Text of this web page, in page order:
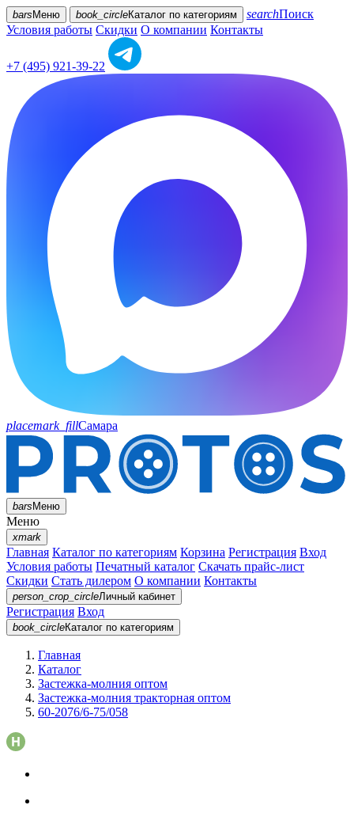
bars Меню book_circleКаталог по категориям searchПоиск
Условия работы Скидки О компании Контакты
+7 (495) 921-39-22
placemark_fillСамара
barsМеню
Меню
xmark
Главная Каталог по категориям Корзина Регистрация Вход
Условия работы Печатный каталог Скачать прайс-лист
Скидки Стать дилером О компании Контакты
person_crop_circleЛичный кабинет
Регистрация Вход
book_circleКаталог по категориям
Главная
Каталог
Застежка-молния оптом
Застежка-молния тракторная оптом
60-2076/6-75/058